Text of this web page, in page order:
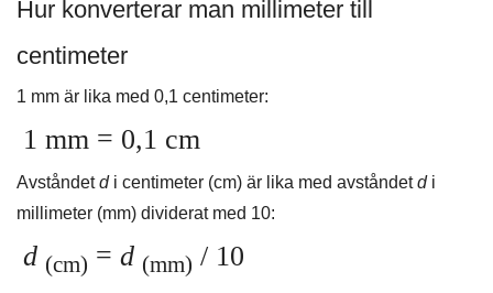
Hur konverterar man millimeter till
centimeter
1 mm är lika med 0,1 centimeter:
1 mm = 0,1 cm
Avståndetdi centimeter (cm) är lika med avståndetdi
millimeter (mm) dividerat med 10:
d (cm) = d (mm) / 10